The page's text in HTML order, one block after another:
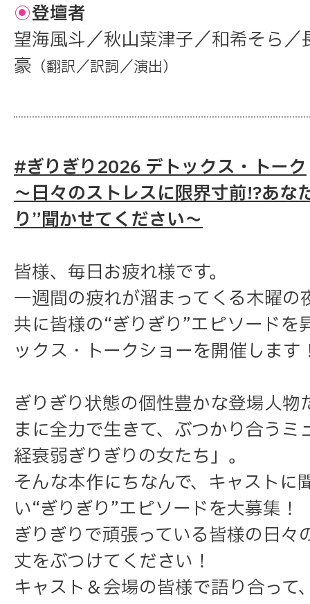
◉登壇者
望海風斗／秋山菜津子／和希そら／
豪 （翻訳／訳詞／演出）
#ぎりぎり2026 デトックス・トーク
～日々のストレスに限界寸前!?あな
り”聞かせてください～
皆様、毎日お疲れ様です。
一週間の疲れが溜まってくる木曜の
共に皆様の“ぎりぎり”エピソードを
ックス・トークショーを開催します
ぎりぎり状態の個性豊かな登場人物
まに全力で生きて、ぶつかり合うミ
経衰弱ぎりぎりの女たち」。
そんな本作にちなんで、キャストに
い“ぎりぎり”エピソードを大募集！
ぎりぎりで頑張っている皆様の日々
丈をぶつけてください！
キャスト＆会場の皆様で語り合って